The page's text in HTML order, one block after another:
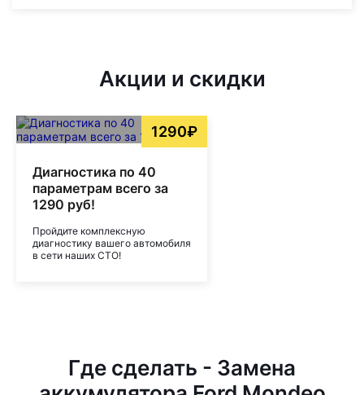
Акции и скидки
1290₽
Диагностика по 40
параметрам всего за
1290 руб!
Пройдите комплексную
диагностику вашего автомобиля
в сети наших СТО!
Где сделать - Замена